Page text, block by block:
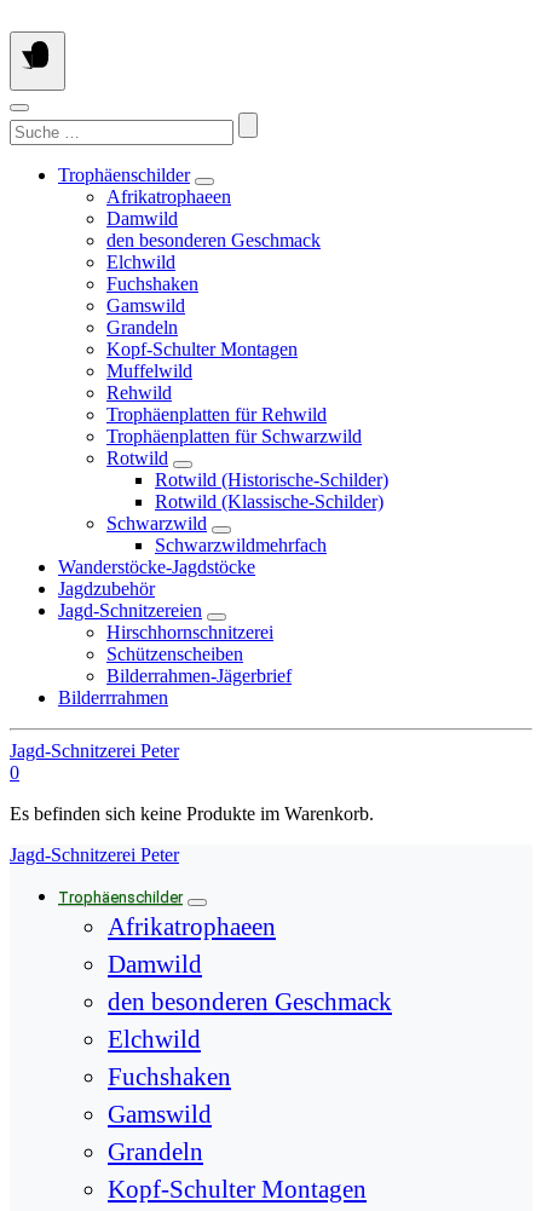
Springe
zum
Inhalt
Suchen
nach:
Trophäenschilder
Afrikatrophaeen
Damwild
den besonderen Geschmack
Elchwild
Fuchshaken
Gamswild
Grandeln
Kopf-Schulter Montagen
Muffelwild
Rehwild
Trophäenplatten für Rehwild
Trophäenplatten für Schwarzwild
Rotwild
Rotwild (Historische-Schilder)
Rotwild (Klassische-Schilder)
Schwarzwild
Schwarzwildmehrfach
Wanderstöcke-Jagdstöcke
Jagdzubehör
Jagd-Schnitzereien
Hirschhornschnitzerei
Schützenscheiben
Bilderrahmen-Jägerbrief
Bilderrrahmen
Jagd-Schnitzerei Peter
0
Es befinden sich keine Produkte im Warenkorb.
Jagd-Schnitzerei Peter
Trophäenschilder
Afrikatrophaeen
Damwild
den besonderen Geschmack
Elchwild
Fuchshaken
Gamswild
Grandeln
Kopf-Schulter Montagen